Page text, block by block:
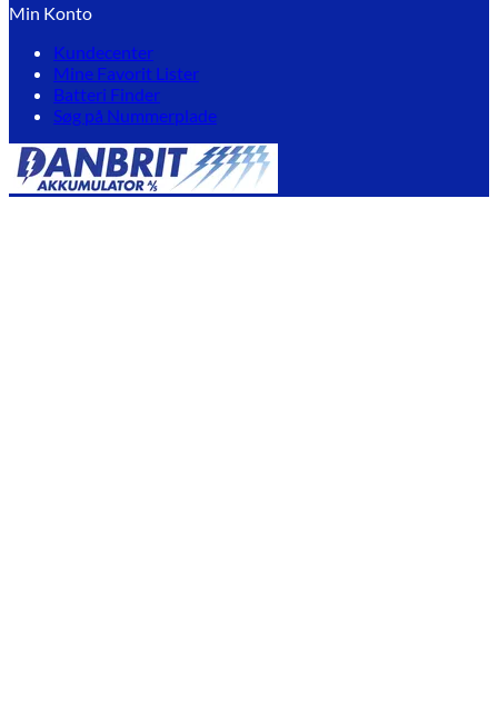
Min Konto
Kundecenter
Mine Favorit Lister
Batteri Finder
Søg på Nummerplade